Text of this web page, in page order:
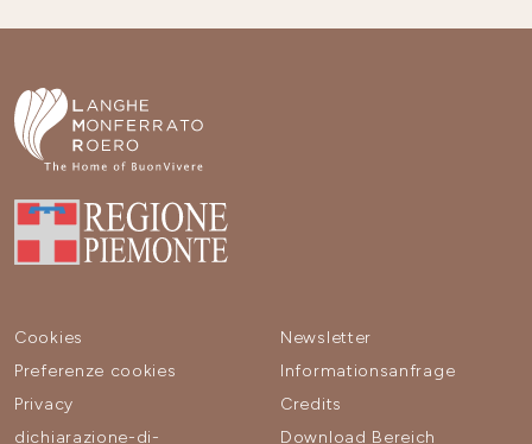
Cookies
Preferenze cookies
Privacy
dichiarazione-di-
Newsletter
Informationsanfrage
Credits
Download Bereich